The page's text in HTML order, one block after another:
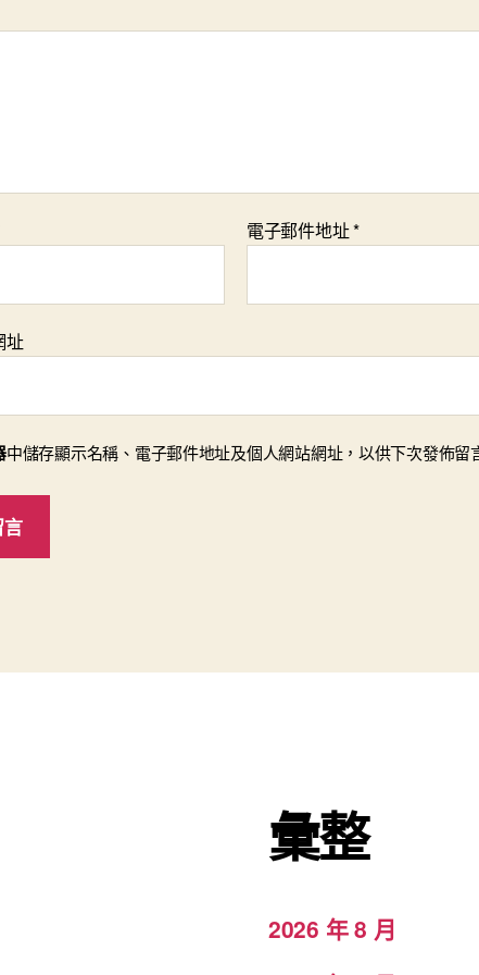
電子郵件地址*
址
中儲存顯示名稱、電子郵件地址及個人網站網址，以供下次發佈留
彙整
2026 年 8 月